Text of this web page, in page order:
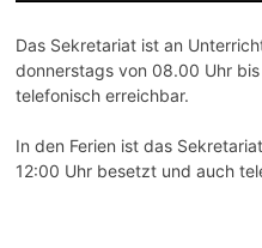
Das Sekretariat ist an
donnerstags von 08.00 Uhr
telefonisch erreichbar.
In den Ferien ist das
12:00 Uhr besetzt und auch